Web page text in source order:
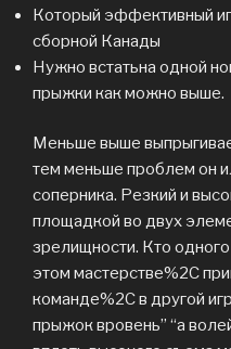
Который эффективный
сборной Канады
Нужно встатьна одной
прыжки как можно выше.
Меньше выше
тем меньше проблем он
соперника. Резкий и
площадкой во двух
зрелищности. Кто
этом мастерстве%2C
команде%2C в другой
прыжок вровень” “а